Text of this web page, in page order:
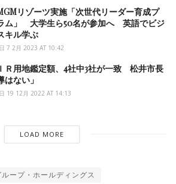
リゾーツ実施「次世代リーダー育成プ
ム」 大学生ら50名が参加へ 英語でビジ
キル学ぶ
7 2月 2023 AT 10:42
Ｒ用地鑑定額、4社中3社が一致 松井市長
はない」
19 12月 2022 AT 14:13
LOAD MORE
ープ・ホールディングス